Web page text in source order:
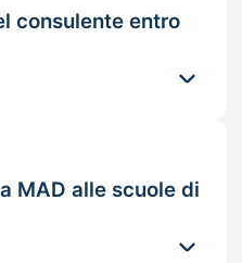
consulente entro
MAD alle scuole di